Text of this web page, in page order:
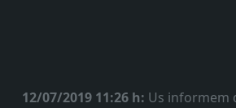
12/07/2019 11:26 h: Us informem